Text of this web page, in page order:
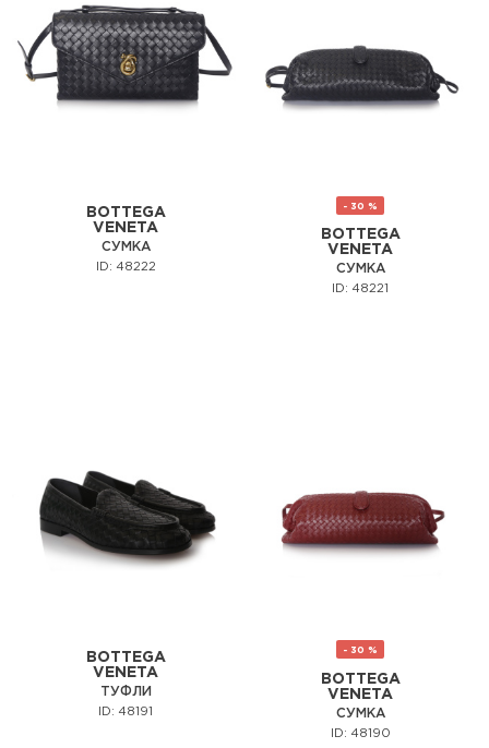
BOTTEGA
VENETA
СУМКА
ID: 48222
- 30 %
BOTTEGA
VENETA
СУМКА
ID: 48221
BOTTEGA
VENETA
ТУФЛИ
ID: 48191
- 30 %
BOTTEGA
VENETA
СУМКА
ID: 48190